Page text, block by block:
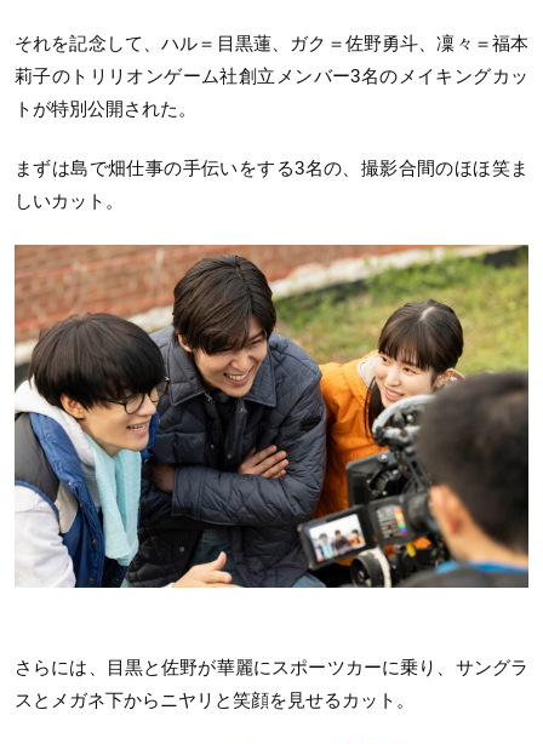
それを記念して、ハル＝目黒蓮、ガク＝佐野勇斗、凜々＝福本
莉子のトリリオンゲーム社創立メンバー3名のメイキングカッ
トが特別公開された。
まずは島で畑仕事の手伝いをする3名の、撮影合間のほほ笑ま
しいカット。
さらには、目黒と佐野が華麗にスポーツカーに乗り、サングラ
スとメガネ下からニヤリと笑顔を見せるカット。